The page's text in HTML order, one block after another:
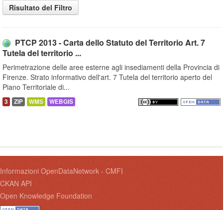
Risultato del Filtro
PTCP 2013 - Carta dello Statuto del Territorio Art. 7
Tutela del territorio ...
Perimetrazione delle aree esterne agli insediamenti della Provincia di
Firenze. Strato informativo dell'art. 7 Tutela del territorio aperto del
Piano Territoriale di...
3 ZIP WMS WEBGIS
Informazioni OpenDataNetwork - CMFI
CKAN API
Open Knowledge Foundation